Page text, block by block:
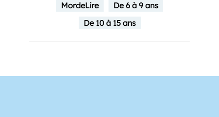
MordeLire
De 6 à 9 ans
De 10 à 15 ans